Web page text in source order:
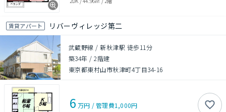
賃貸アパート リバーヴィレッジ第二
武蔵野線 / 新秋津駅 徒歩11分
築34年 /2階建
東京都東村山市秋津町4丁目34-16
6 万円 /管理費1,000円